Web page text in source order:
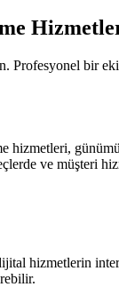
Profesyonel bir
hizmetleri,
ve müşteri
hizmetlerin